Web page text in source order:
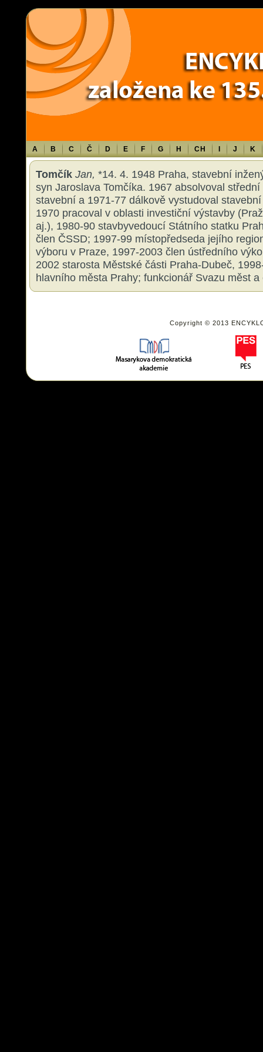
Warning: Use of undefined constant TXT - assumed 'TXT' (this will throw
content/themes/sablona/functions.php
A B C Č D E F G H CH J K
Tomčík Jan, *14. 4. 1948 Praha, stavební
syn Jaroslava Tomčíka. 1967 absolvoval
stavební a 1971-77 dálkově vystudoval
1970 pracoval v oblasti investiční výstavby
aj.), 1980-90 stavbyvedoucí Státního statku
člen ČSSD; 1997-99 místopředseda jejího
výboru v Praze, 1997-2003 člen ústředního
2002 starosta Městské části Praha-Dubeč,
hlavního města Prahy; funkcionář Svazu měst a
Copyright © 2013